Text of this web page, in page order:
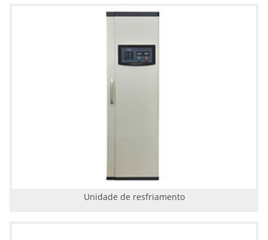
Unidade de resfriamento